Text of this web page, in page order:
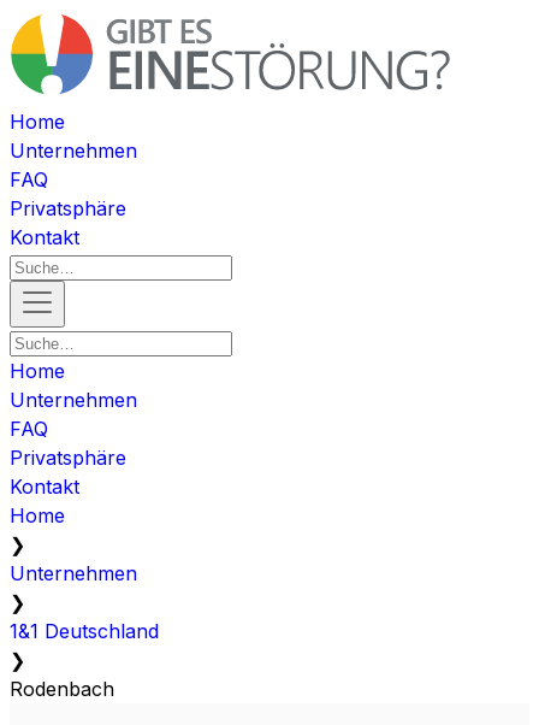
Home
Unternehmen
FAQ
Privatsphäre
Kontakt
Home
Unternehmen
FAQ
Privatsphäre
Kontakt
Home
❯
Unternehmen
❯
1&1 Deutschland
❯
Rodenbach